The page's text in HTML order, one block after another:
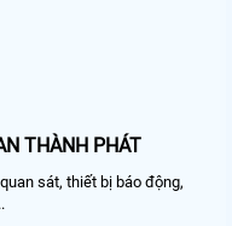
THÀNH PHÁT
sát, thiết bị báo động,